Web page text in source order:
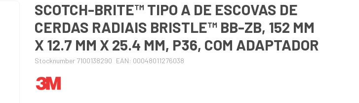
SCOTCH-BRITE™ TIPO A DE ESCOVAS DE
CERDAS RADIAIS BRISTLE™ BB-ZB, 152 MM
X 12.7 MM X 25.4 MM, P36, COM ADAPTADOR
Stocknumber 7100138290 EAN: 00048011276038